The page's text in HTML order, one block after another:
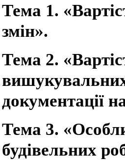
Тема 1.
змін».
Тема 2.
вишукувальних
документації
Тема 3.
будівельних